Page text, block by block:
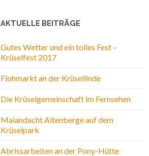
AKTUELLE BEITRÄGE
Gutes Wetter und ein tolles Fest –
Krüselfest 2017
Flohmarkt an der Krüsellinde
Die Krüselgemeinschaft im Fernsehen
Maiandacht Altenberge auf dem
Krüselpark
Abrissarbeiten an der Pony-Hütte